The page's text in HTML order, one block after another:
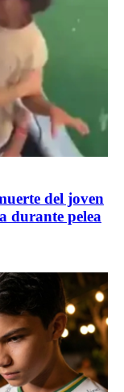
del joven
durante pelea